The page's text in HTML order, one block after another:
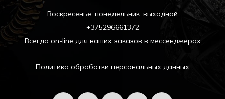
Воскресенье, понедельник: выходной
+375296661372
Всегда on-line для ваших заказов в мессенджерах
Политика обработки персональных данных